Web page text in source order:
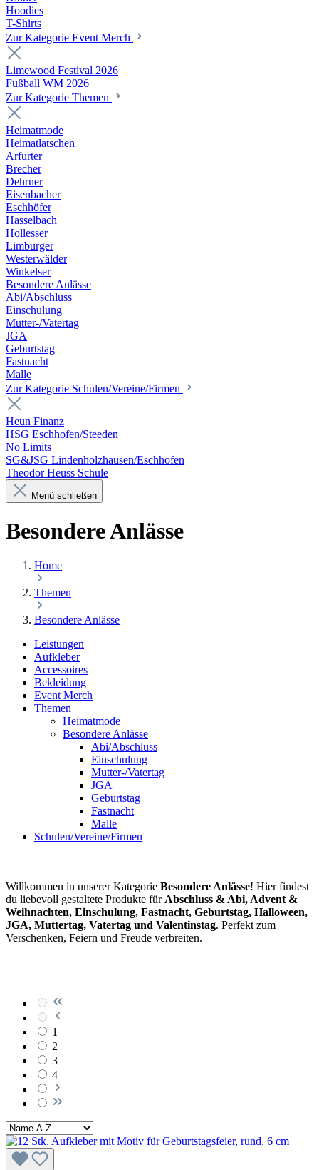
Hoodies
T-Shirts
Zur Kategorie Event Merch
Limewood Festival 2026
Fußball WM 2026
Zur Kategorie Themen
Heimatmode
Heimatlatschen
Arfurter
Brecher
Dehrner
Eisenbacher
Eschhöfer
Hasselbach
Hollesser
Limburger
Westerwälder
Winkelser
Besondere Anlässe
Abi/Abschluss
Einschulung
Mutter-/Vatertag
JGA
Geburtstag
Fastnacht
Malle
Zur Kategorie Schulen/Vereine/Firmen
Heun Finanz
HSG Eschhofen/Steeden
No Limits
SG&JSG Lindenholzhausen/Eschhofen
Theodor Heuss Schule
Menü schließen
Besondere Anlässe
Home
Themen
Besondere Anlässe
Leistungen
Aufkleber
Accessoires
Bekleidung
Event Merch
Themen
Heimatmode
Besondere Anlässe
Abi/Abschluss
Einschulung
Mutter-/Vatertag
JGA
Geburtstag
Fastnacht
Malle
Schulen/Vereine/Firmen
Willkommen in unserer Kategorie Besondere Anlässe! Hier findest
du liebevoll gestaltete Produkte fürAbschluss & Abi, Advent &
Weihnachten, Einschulung, Fastnacht, Geburtstag, Halloween,
JGA, Muttertag, Vatertag und Valentinstag. Perfekt zum
Verschenken, Feiern und Freude verbreiten.
1
2
3
4